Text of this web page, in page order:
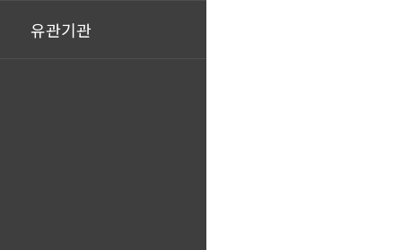
유관기관